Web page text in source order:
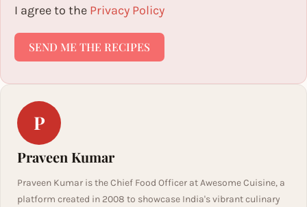
I agree to the Privacy Policy
SEND ME THE RECIPES
P
Praveen Kumar
Praveen Kumar is the Chief Food Officer at Awesome Cuisine, a
platform created in 2008 to showcase India's vibrant culinary